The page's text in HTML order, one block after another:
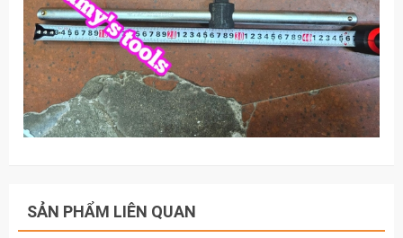
SẢN PHẨM LIÊN QUAN